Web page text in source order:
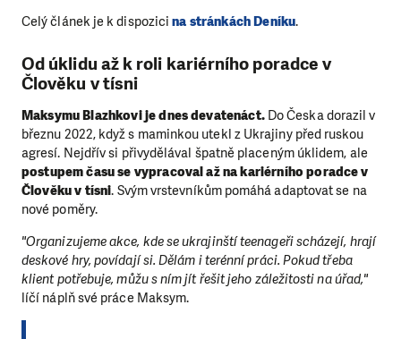
Celý článek je k dispozicina stránkách Deníku.
Od úklidu až k roli kariérního poradce v
Člověku v tísni
Maksymu Blazhkovi je dnes devatenáct.Do Česka dorazil v
březnu 2022, když s maminkou utekl z Ukrajiny před ruskou
agresí. Nejdřív si přivydělával špatně placeným úklidem, ale
postupem času se vypracoval až na kariérního poradce v
Člověku v tísni. Svým vrstevníkům pomáhá adaptovat se na
nové poměry.
"Organizujeme akce, kde se ukrajinští teenageři scházejí, hrají
deskové hry, povídají si. Dělám i terénní práci. Pokud třeba
klient potřebuje, můžu s ním jít řešit jeho záležitosti na úřad,"
líčí náplň své práce Maksym.